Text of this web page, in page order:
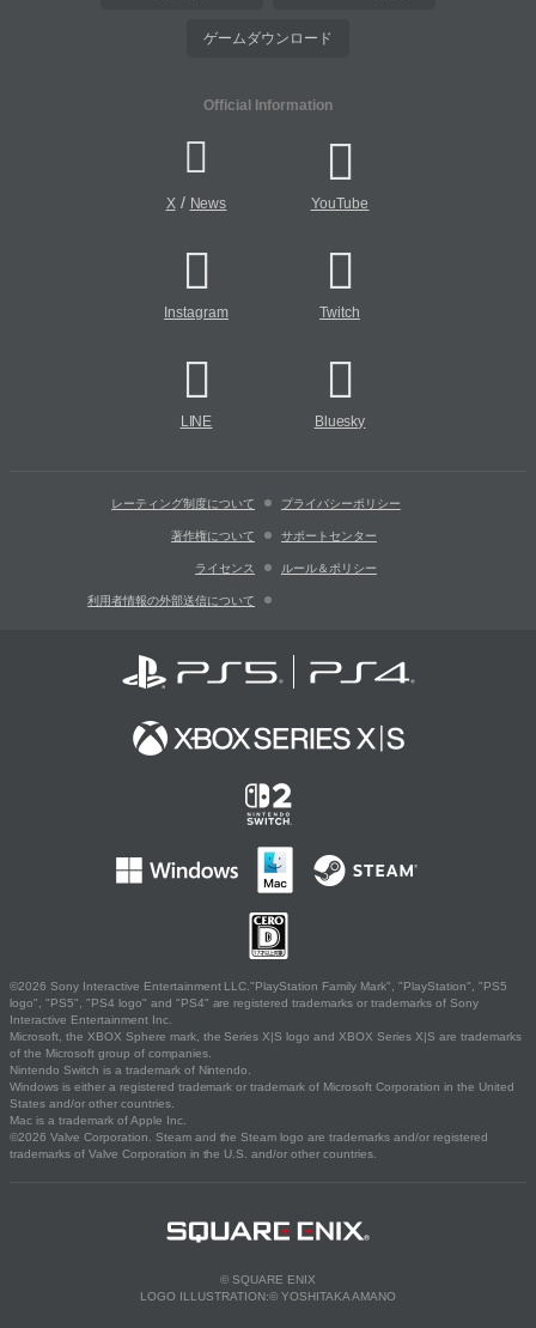
ゲームダウンロード
Official Information
X/ News YouTube
Instagram Twitch
LINE Bluesky
レーティング制度について プライバシーポリシー
著作権について サポートセンター
ライセンス ルール＆ポリシー
利用者情報の外部送信について
©2026 Sony Interactive Entertainment LLC."PlayStation Family Mark", "PlayStation", "PS5
logo", "PS5", "PS4 logo" and "PS4" are registered trademarks or trademarks of Sony
Interactive Entertainment Inc.
Microsoft, the XBOX Sphere mark, the Series X|S logo and XBOX Series X|S are trademarks
of the Microsoft group of companies.
Nintendo Switch is a trademark of Nintendo.
Windows is either a registered trademark or trademark of Microsoft Corporation in the United
States and/or other countries.
Mac is a trademark of Apple Inc.
©2026 Valve Corporation. Steam and the Steam logo are trademarks and/or registered
trademarks of Valve Corporation in the U.S. and/or other countries.
© SQUARE ENIX
LOGO ILLUSTRATION:© YOSHITAKA AMANO